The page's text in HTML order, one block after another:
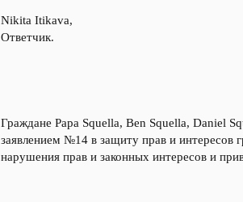
Nikita Itikava,
Ответчик.
Граждане Papa Squella, Ben Squella, Daniel
заявлением №14 в защиту прав и интересов
нарушения прав и законных интересов и